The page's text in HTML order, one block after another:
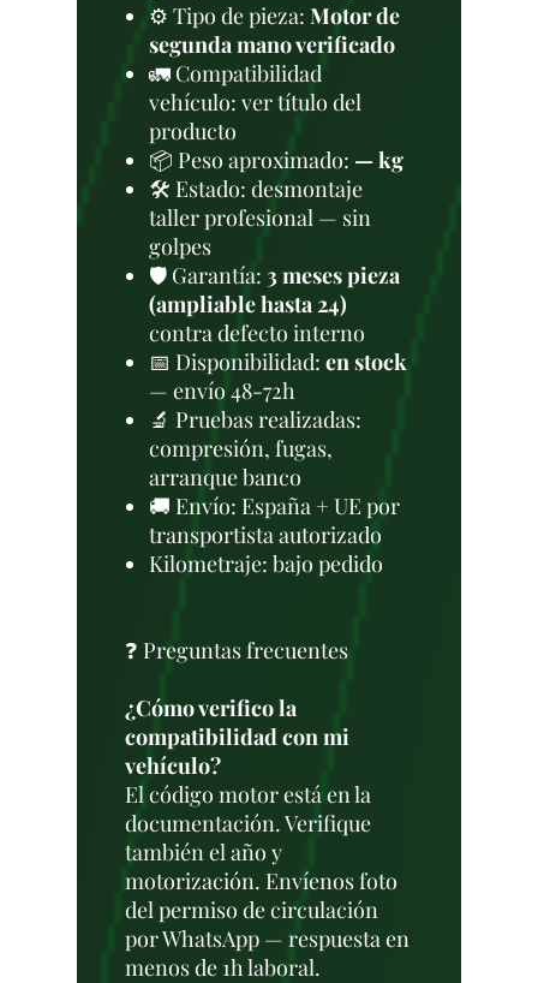
⚙️ Tipo de pieza: Motor de
segunda mano verificado
🚛 Compatibilidad
vehículo: ver título del
producto
📦 Peso aproximado: — kg
🛠 Estado: desmontaje
taller profesional — sin
golpes
🛡️ Garantía: 3 meses pieza
(ampliable hasta 24)
contra defecto interno
📅 Disponibilidad: en stock
— envío 48-72h
🔬 Pruebas realizadas:
compresión, fugas,
arranque banco
🚚 Envío: España + UE por
transportista autorizado
Kilometraje: bajo pedido
❓ Preguntas frecuentes
¿Cómo verifico la
compatibilidad con mi
vehículo?
El código motor está en la
documentación. Verifique
también el año y
motorización. Envíenos foto
del permiso de circulación
por WhatsApp — respuesta en
menos de 1h laboral.